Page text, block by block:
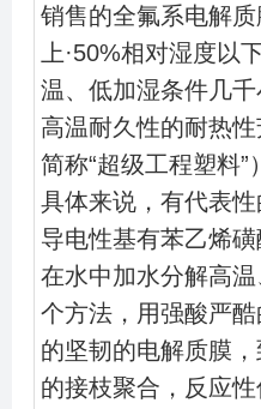
销售的全氟系电解
上·50%相对湿度以
温、低加湿条件几
高温耐久性的耐热
简称“超级工程塑料
具体来说，有代表
导电性基有苯乙烯
在水中加水分解高
个方法，用强酸严
的坚韧的电解质膜
的接枝聚合，反应